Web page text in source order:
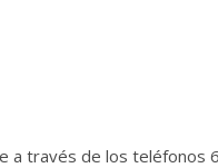
a través de los teléfonos